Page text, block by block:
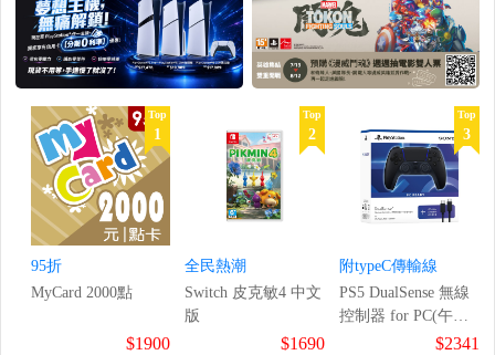
Top
1
95折
MyCard 2000點
$1900
Top
2
全民熱潮
Switch 皮克敏4 中文
版
$1690
Top
3
附typeC傳輸線
PS5 DualSense 無線
控制器 for PC(午夜
$2341